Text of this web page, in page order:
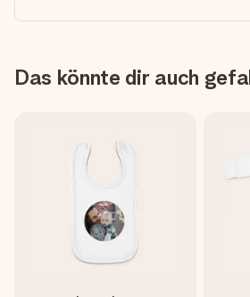
Das könnte dir auch